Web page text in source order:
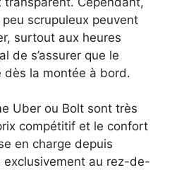
scrupuleux peuvent
surtout aux heures
de s’assurer que le
dès la montée à bord.
Uber ou Bolt sont très
compétitif et le confort
en charge depuis
exclusivement au rez-de-